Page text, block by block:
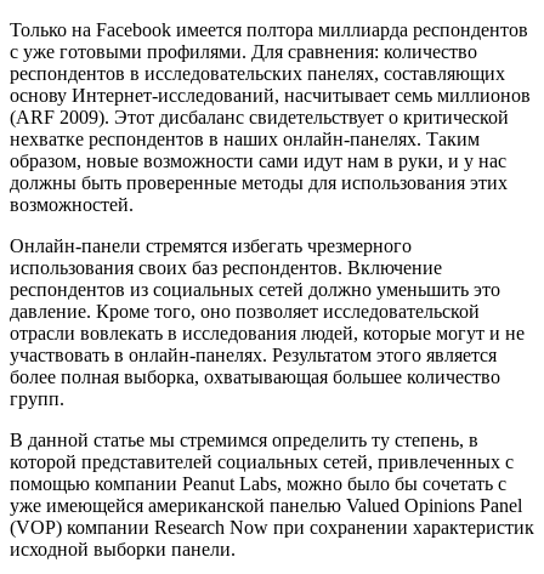
Только на Facebook имеется полтора миллиарда респондентов
с уже готовыми профилями. Для сравнения: количество
респондентов в исследовательских панелях, составляющих
основу Интернет-исследований, насчитывает семь миллионов
(ARF 2009). Этот дисбаланс свидетельствует о критической
нехватке респондентов в наших онлайн-панелях. Таким
образом, новые возможности сами идут нам в руки, и у нас
должны быть проверенные методы для использования этих
возможностей.
Онлайн-панели стремятся избегать чрезмерного
использования своих баз респондентов. Включение
респондентов из социальных сетей должно уменьшить это
давление. Кроме того, оно позволяет исследовательской
отрасли вовлекать в исследования людей, которые могут и не
участвовать в онлайн-панелях. Результатом этого является
более полная выборка, охватывающая большее количество
групп.
В данной статье мы стремимся определить ту степень, в
которой представителей социальных сетей, привлеченных с
помощью компании Peanut Labs, можно было бы сочетать с
уже имеющейся американской панелью Valued Opinions Panel
(VOP) компании Research Now при сохранении характеристик
исходной выборки панели.